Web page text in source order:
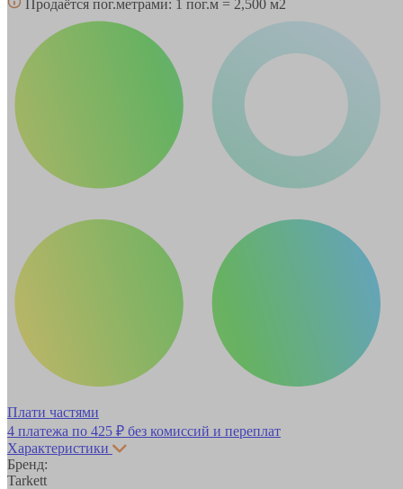
Продаётся пог.метрами: 1 пог.м = 2,500 м2
Плати частями
4 платежа по 425 ₽ без комиссий и переплат
Характеристики
Бренд:
Tarkett